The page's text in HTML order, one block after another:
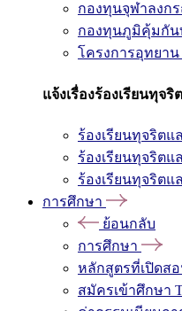
กองทุนจุฬาลงก
กองทุนภูมิคุ้มกัน
โครงการอุทยา
แจ้งเรื่องร้องเรียนทุจริต
ร้องเรียนทุจริต
ร้องเรียนทุจริต
ร้องเรียนทุจริต
การศึกษา
ย้อนกลับ
การศึกษา
หลักสูตรที่เปิดส
สมัครเข้าศึกษา